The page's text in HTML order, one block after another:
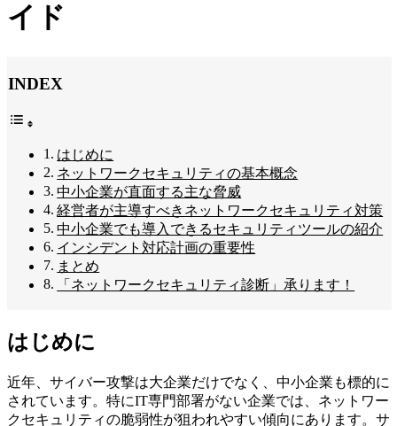
イド
INDEX
はじめに
ネットワークセキュリティの基本概念
中小企業が直面する主な脅威
経営者が主導すべきネットワークセキュリティ対策
中小企業でも導入できるセキュリティツールの紹介
インシデント対応計画の重要性
まとめ
「ネットワークセキュリティ診断」承ります！
はじめに
近年、サイバー攻撃は大企業だけでなく、中小企業も標的に
されています。特にIT専門部署がない企業では、ネットワー
クセキュリティの脆弱性が狙われやすい傾向にあります。サ